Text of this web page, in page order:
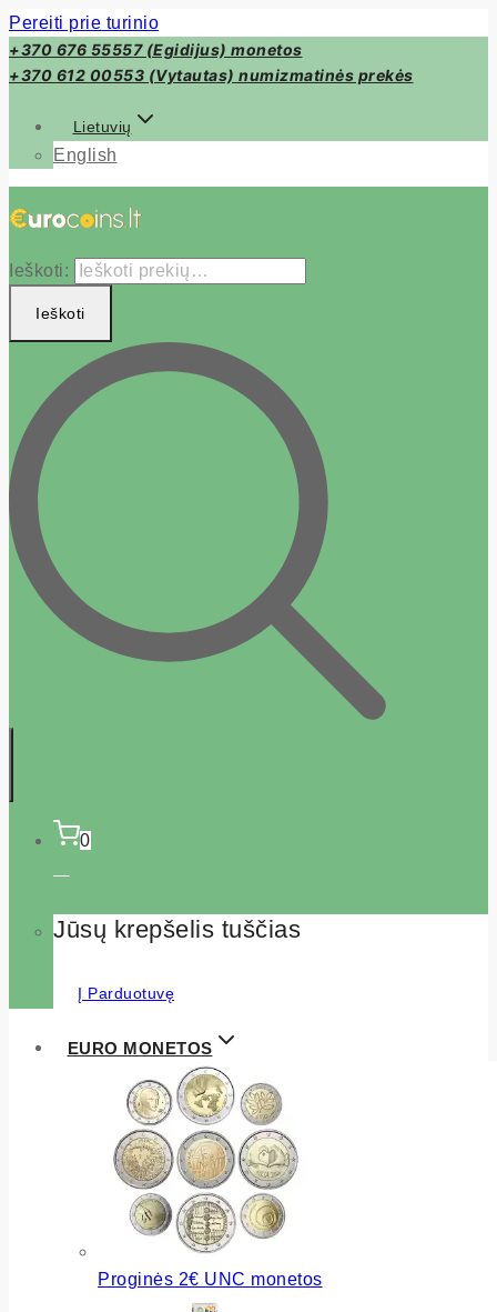
Pereiti prie turinio
+370 676 55557 (Egidijus) monetos
+370 612 00553 (Vytautas) numizmatinės prekės
Lietuvių
English
Ieškoti:
Ieškoti
0
Jūsų krepšelis tuščias
Į Parduotuvę
EURO MONETOS
Proginės 2€ UNC monetos